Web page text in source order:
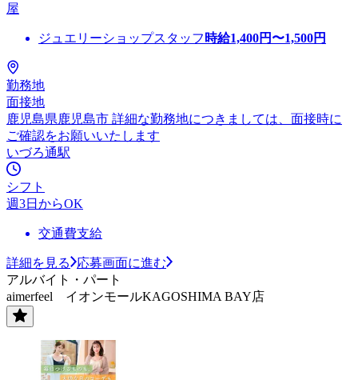
屋
ジュエリーショップスタッフ 時給1,400円〜1,500円
勤務地
面接地
鹿児島県鹿児島市 詳細な勤務地につきましては、面接時に
ご確認をお願いいたします
いづろ通駅
シフト
週3日からOK
交通費支給
詳細を見る
応募画面に進む
アルバイト・パート
aimerfeel イオンモールKAGOSHIMA BAY店